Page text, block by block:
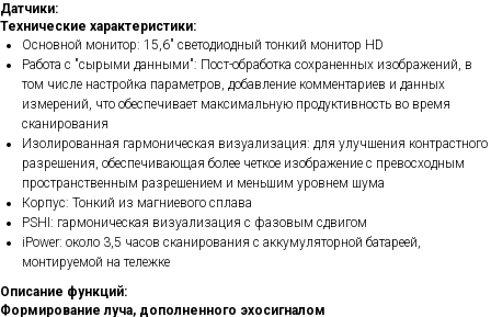
Датчики:
Технические характеристики:
Основной монитор: 15,6" светодиодный тонкий монитор HD
Работа с "сырыми данными": Пост-обработка сохраненных изображений, в
том числе настройка параметров, добавление комментариев и данных
измерений, что обеспечивает максимальную продуктивность во время
сканирования
Изолированная гармоническая визуализация: для улучшения контрастного
разрешения, обеспечивающая более четкое изображение с превосходным
пространственным разрешением и меньшим уровнем шума
Корпус: Тонкий из магниевого сплава
PSHI: гармоническая визуализация с фазовым сдвигом
iPower: около 3,5 часов сканирования с аккумуляторной батареей,
монтируемой на тележке
Описание функций:
Формирование луча, дополненного эхосигналом